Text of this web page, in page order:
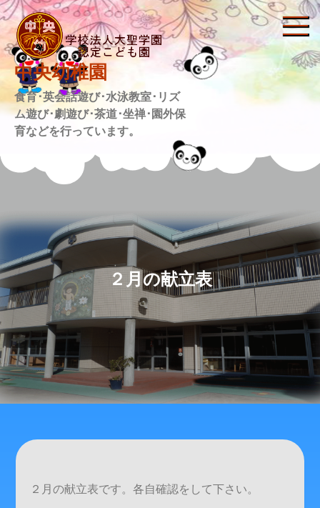
Skip
to
content
中央幼稚園
食育･英会話遊び･水泳教室･リズ
ム遊び･劇遊び･茶道･坐禅･園外保
育などを行っています。
２月の献立表
２月の献立表です。各自確認をして下さい。